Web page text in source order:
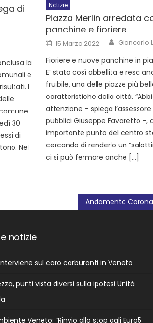
di
la
e
I
30
di
Nel
Notizie
Piazza Merlin arredata
panchine e fioriere
15 Marzo 2022 Giancarlo
Fioriere e nuove panchine in
E’ stata così abbellita e resa
fruibile, una delle piazze più
caratteristiche della città.
attenzione – spiega l’assessore
pubblici Giuseppe Favaretto -,
importante punto del centro
cercando di renderlo un
ci si può fermare anche […]
notizie
sul caro carburanti in Veneto
punti vista diversi sulla ipotesi Unità
Veneto: “Rinvio allo stop agli Euro5